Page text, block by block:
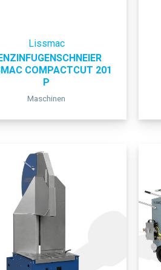
Lissmac
COMPACTCUT 201
P
Maschinen